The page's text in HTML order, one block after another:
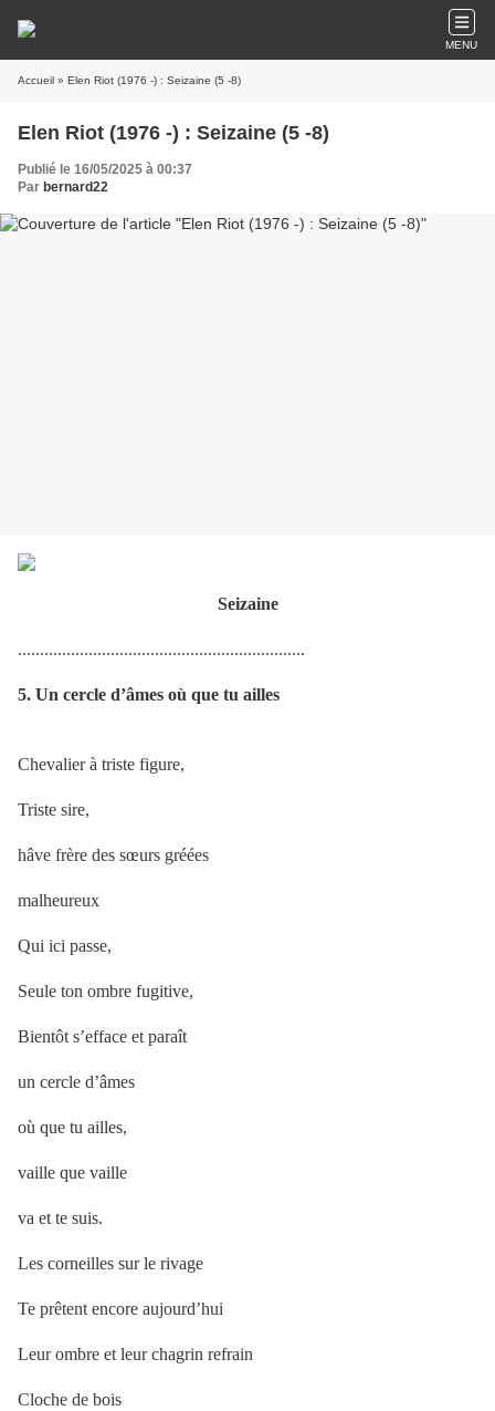
MENU
Accueil » Elen Riot (1976 -) : Seizaine (5 -8)
Elen Riot (1976 -) : Seizaine (5 -8)
Publié le 16/05/2025 à 00:37
Par bernard22
Seizaine
.................................................................
5. Un cercle d’âmes où que tu ailles
Chevalier à triste figure,
Triste sire,
hâve frère des sœurs gréées
malheureux
Qui ici passe,
Seule ton ombre fugitive,
Bientôt s’efface et paraît
un cercle d’âmes
où que tu ailles,
vaille que vaille
va et te suis.
Les corneilles sur le rivage
Te prêtent encore aujourd’hui
Leur ombre et leur chagrin refrain
Cloche de bois